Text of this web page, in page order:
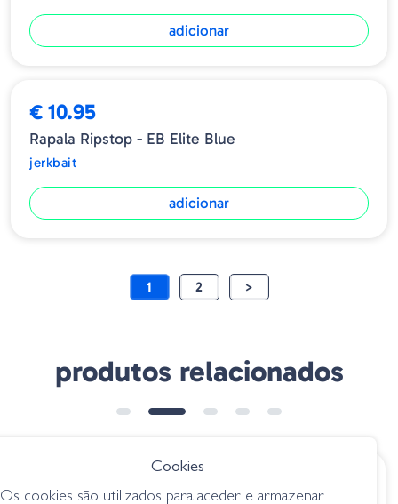
adicionar
€ 10.95
Rapala Ripstop - EB Elite Blue
jerkbait
adicionar
1 2 >
produtos relacionados
€ 19.95
Cookies
Os cookies são utilizados para aceder e armazenar